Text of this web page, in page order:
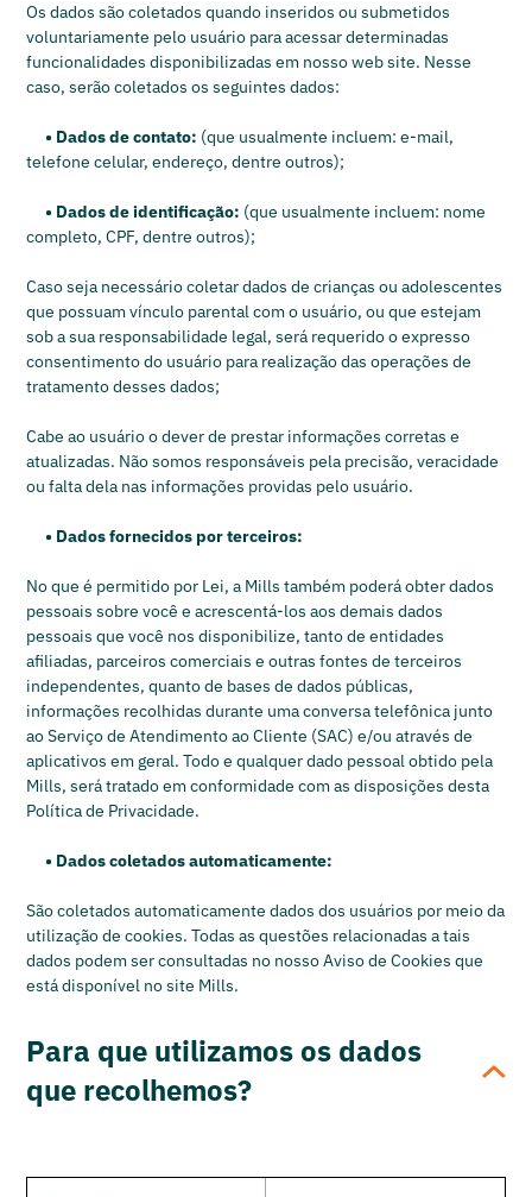
Os dados são coletados quando inseridos ou submetidos
voluntariamente pelo usuário para acessar determinadas
funcionalidades disponibilizadas em nosso web site. Nesse
caso, serão coletados os seguintes dados:
• Dados de contato: (que usualmente incluem: e-mail,
telefone celular, endereço, dentre outros);
• Dados de identificação: (que usualmente incluem: nome
completo, CPF, dentre outros);
Caso seja necessário coletar dados de crianças ou adolescentes
que possuam vínculo parental com o usuário, ou que estejam
sob a sua responsabilidade legal, será requerido o expresso
consentimento do usuário para realização das operações de
tratamento desses dados;
Cabe ao usuário o dever de prestar informações corretas e
atualizadas. Não somos responsáveis pela precisão, veracidade
ou falta dela nas informações providas pelo usuário.
• Dados fornecidos por terceiros:
No que é permitido por Lei, a Mills também poderá obter dados
pessoais sobre você e acrescentá-los aos demais dados
pessoais que você nos disponibilize, tanto de entidades
afiliadas, parceiros comerciais e outras fontes de terceiros
independentes, quanto de bases de dados públicas,
informações recolhidas durante uma conversa telefônica junto
ao Serviço de Atendimento ao Cliente (SAC) e/ou através de
aplicativos em geral. Todo e qualquer dado pessoal obtido pela
Mills, será tratado em conformidade com as disposições desta
Política de Privacidade.
• Dados coletados automaticamente:
São coletados automaticamente dados dos usuários por meio da
utilização de cookies. Todas as questões relacionadas a tais
dados podem ser consultadas no nosso Aviso de Cookies que
está disponível no site Mills.
Para que utilizamos os dados
que recolhemos?